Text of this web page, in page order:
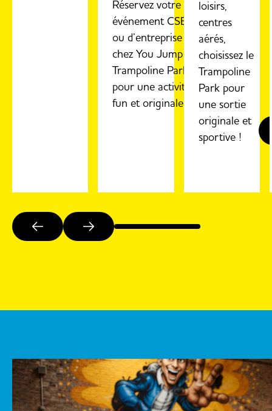
Réservez votre
événement CSE
ou d’entreprise
chez You Jump
Trampoline Park
pour une activité
fun et originale.
loisirs,
centres
aérés,
choisissez le
Trampoline
Park pour
une sortie
originale et
sportive !